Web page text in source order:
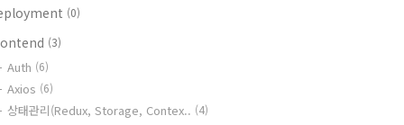
(0)
(3)
Auth (6)
Axios (6)
상태관리(Redux, Storage, Contex.. (4)